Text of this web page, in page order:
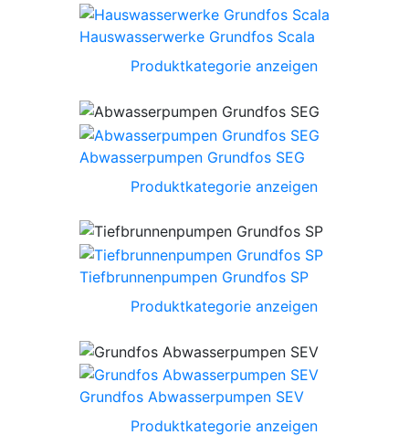
Hauswasserwerke Grundfos Scala
Produktkategorie anzeigen
Abwasserpumpen Grundfos SEG
Produktkategorie anzeigen
Tiefbrunnenpumpen Grundfos SP
Produktkategorie anzeigen
Grundfos Abwasserpumpen SEV
Produktkategorie anzeigen